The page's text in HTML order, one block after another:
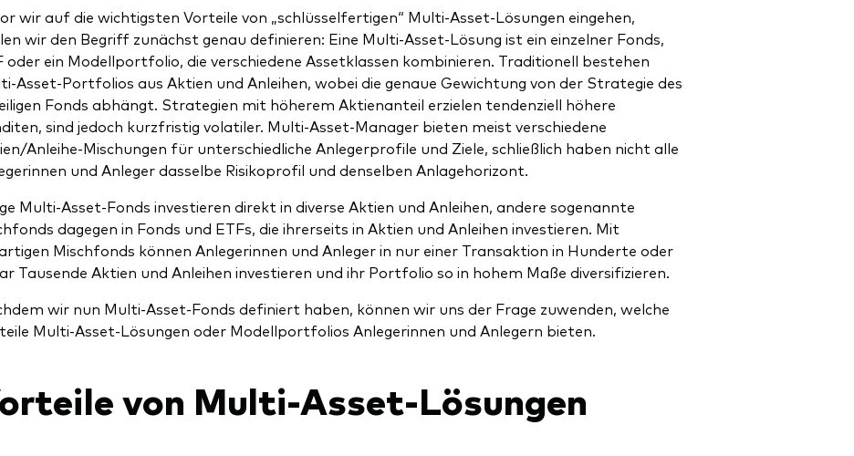
wir auf die wichtigsten Vorteile von „schlüsselfertigen“ Multi-Asset-Lösungen eingehen,
wir den Begriff zunächst genau definieren: Eine Multi-Asset-Lösung ist ein einzelner Fonds,
oder ein Modellportfolio, die verschiedene Assetklassen kombinieren. Traditionell bestehen
Asset-Portfolios aus Aktien und Anleihen, wobei die genaue Gewichtung von der Strategie des
Fonds abhängt. Strategien mit höherem Aktienanteil erzielen tendenziell höhere
sind jedoch kurzfristig volatiler. Multi-Asset-Manager bieten meist verschiedene
Anleihe-Mischungen für unterschiedliche Anlegerprofile und Ziele, schließlich haben nicht alle
und Anleger dasselbe Risikoprofil und denselben Anlagehorizont.
Multi-Asset-Fonds investieren direkt in diverse Aktien und Anleihen, andere sogenannte
dagegen in Fonds und ETFs, die ihrerseits in Aktien und Anleihen investieren. Mit
Mischfonds können Anlegerinnen und Anleger in nur einer Transaktion in Hunderte oder
Tausende Aktien und Anleihen investieren und ihr Portfolio so in hohem Maße diversifizieren.
wir nun Multi-Asset-Fonds definiert haben, können wir uns der Frage zuwenden, welche
Multi-Asset-Lösungen oder Modellportfolios Anlegerinnen und Anlegern bieten.
von Multi-Asset-Lösungen